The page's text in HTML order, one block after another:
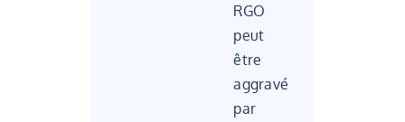
RGO
peut
être
aggravé
par